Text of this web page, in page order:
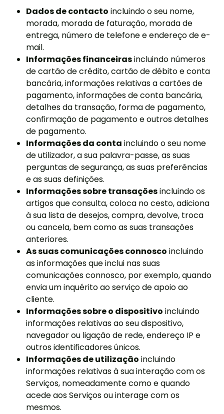
Dados de contacto incluindo o seu nome,
morada, morada de faturação, morada de
entrega, número de telefone e endereço de e-
mail.
Informações financeirasincluindo números
de cartão de crédito, cartão de débito e conta
bancária, informações relativas a cartões de
pagamento, informações de conta bancária,
detalhes da transação, forma de pagamento,
confirmação de pagamento e outros detalhes
de pagamento.
Informações da conta incluindo o seu nome
de utilizador, a sua palavra-passe, as suas
perguntas de segurança, as suas preferências
e as suas definições.
Informações sobre transaçõesincluindo os
artigos que consulta, coloca no cesto, adiciona
à sua lista de desejos, compra, devolve, troca
ou cancela, bem como as suas transações
anteriores.
As suas comunicações connosco incluindo
as informações que inclui nas suas
comunicações connosco, por exemplo, quando
envia um inquérito ao serviço de apoio ao
cliente.
Informações sobre o dispositivo incluindo
informações relativas ao seu dispositivo,
navegador ou ligação de rede, endereço IP e
outros identificadores únicos.
Informações de utilização incluindo
informações relativas à sua interação com os
Serviços, nomeadamente como e quando
acede aos Serviços ou interage com os
mesmos.